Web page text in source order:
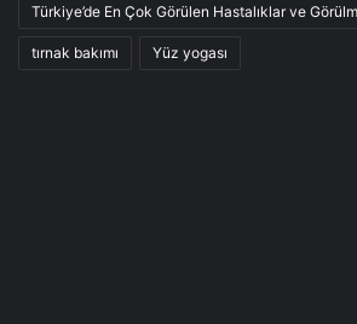
Türkiye’de En Çok Görülen Hastalıklar ve
tırnak bakımı Yüz yogası